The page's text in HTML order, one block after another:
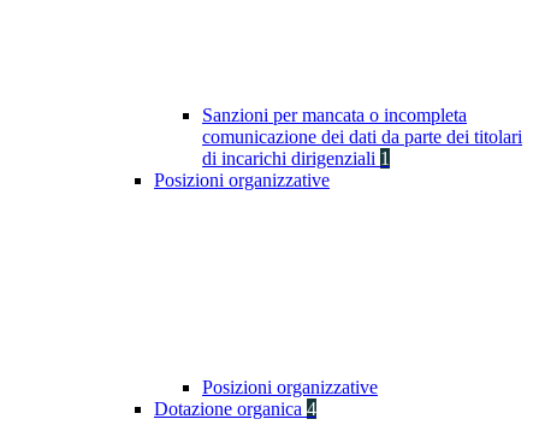
Sanzioni per mancata o incompleta
comunicazione dei dati da parte dei titolari
di incarichi dirigenziali 1
Posizioni organizzative
Posizioni organizzative
Dotazione organica 4